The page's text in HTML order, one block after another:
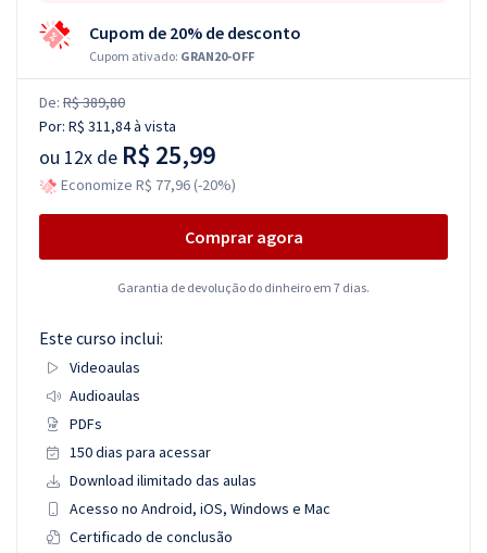
Cupom de 20% de desconto
Cupom ativado: GRAN20-OFF
De: R$ 389,80
Por: R$ 311,84à vista
ou 12x de R$ 25,99
Economize R$ 77,96 (-20%)
Comprar agora
Garantia de devolução do dinheiro em 7 dias.
Este curso inclui:
Videoaulas
Audioaulas
PDFs
150 dias para acessar
Download ilimitado das aulas
Acesso no Android, iOS, Windows e Mac
Certificado de conclusão